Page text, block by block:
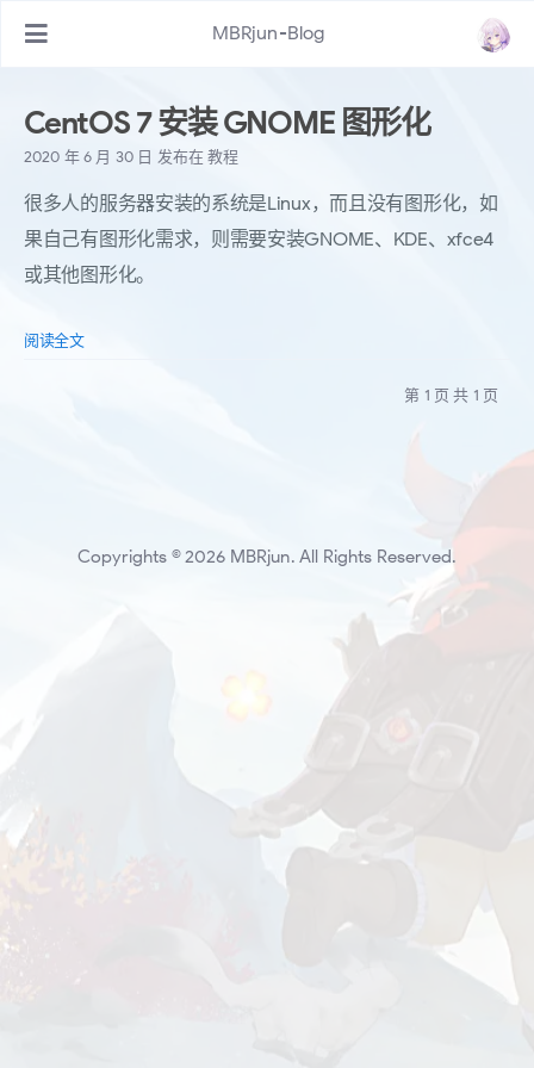
MBRjun-Blog
CentOS 7 安装 GNOME 图形化
2020 年 6 月 30 日 发布在教程
很多人的服务器安装的系统是Linux，而且没有图形化，如
果自己有图形化需求，则需要安装GNOME、KDE、xfce4
或其他图形化。
阅读全文
第 1 页 共 1 页
Copyrights © 2026 MBRjun. All Rights Reserved.